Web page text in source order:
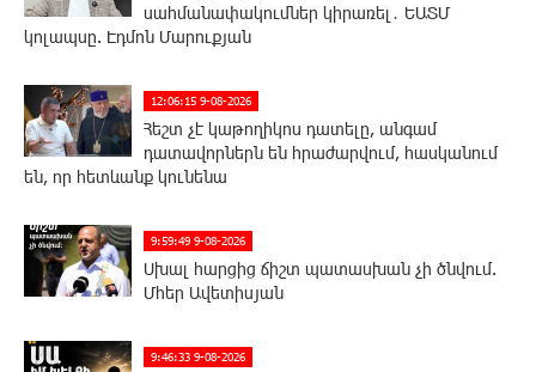
սահմանափակումներ կիրառել․ ԵԱՏՄ
կոլապսը. Էդմոն Մարուքյան
12:06:15 9-08-2026
Հեշտ չէ կաթողիկոս դատելը, անգամ
դատավորներն են հրաժարվում, հասկանում
են, որ հետևանք կունենա
9:59:49 9-08-2026
Սխալ հարցից ճիշտ պատասխան չի ծնվում.
Մհեր Ավետիսյան
9:46:33 9-08-2026